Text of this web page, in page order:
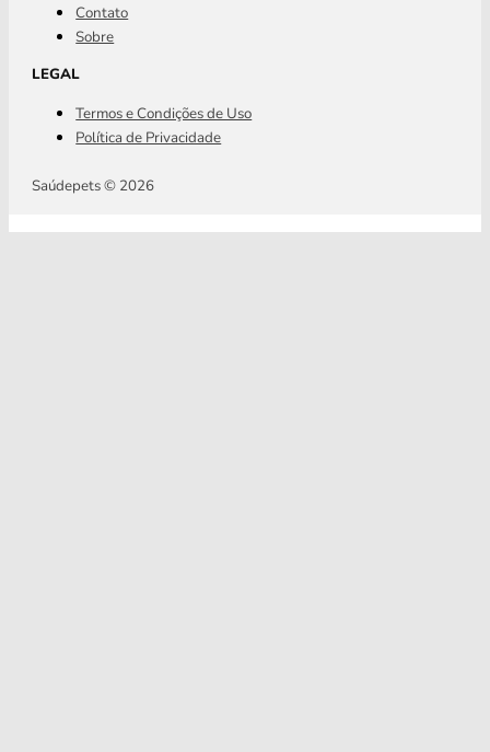
Contato
Sobre
LEGAL
Termos e Condições de Uso
Política de Privacidade
Saúdepets © 2026